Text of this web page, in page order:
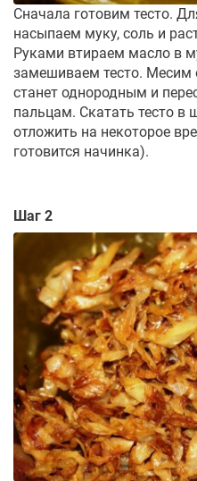
Сначала готовим тесто.
насыпаем муку, соль и
Руками втираем масло в
замешиваем тесто. Месим
станет однородным и
пальцам. Скатать тесто в
отложить на некоторое
готовится начинка).
Шаг 2